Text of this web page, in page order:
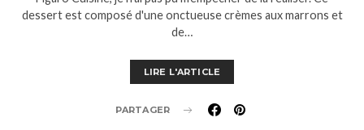
dessert est composé d'une onctueuse crèmes aux marrons et
de…
LIRE L'ARTICLE
PARTAGER